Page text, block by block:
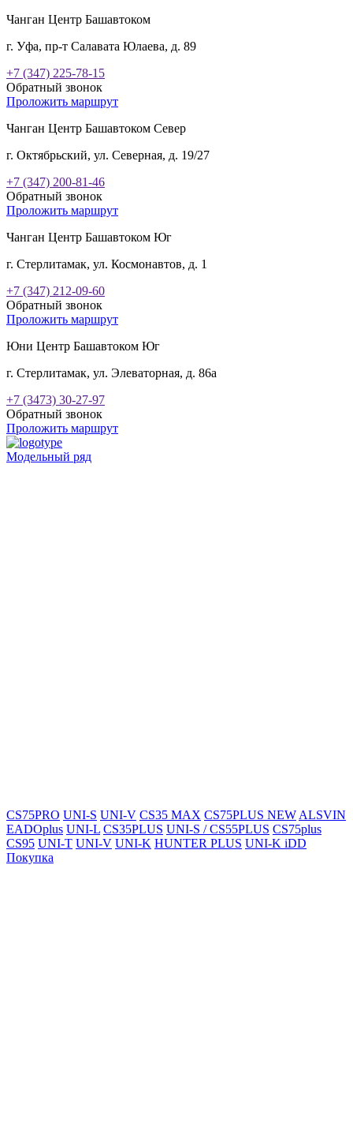
Чанган Центр Башавтоком
г. Уфа, пр-т Салавата Юлаева, д. 89
+7 (347) 225-78-15
Обратный звонок
Проложить маршрут
Чанган Центр Башавтоком Север
г. Октябрьский, ул. Северная, д. 19/27
+7 (347) 200-81-46
Обратный звонок
Проложить маршрут
Чанган Центр Башавтоком Юг
г. Стерлитамак, ул. Космонавтов, д. 1
+7 (347) 212-09-60
Обратный звонок
Проложить маршрут
Юни Центр Башавтоком Юг
г. Стерлитамак, ул. Элеваторная, д. 86а
+7 (3473) 30-27-97
Обратный звонок
Проложить маршрут
Модельный ряд
CS75PRO UNI-S UNI-V CS35 MAX CS75PLUS NEW ALSVIN
EADOplus UNI-L CS35PLUS UNI-S / CS55PLUS CS75plus
CS95 UNI-T UNI-V UNI-K HUNTER PLUS UNI-K iDD
Покупка